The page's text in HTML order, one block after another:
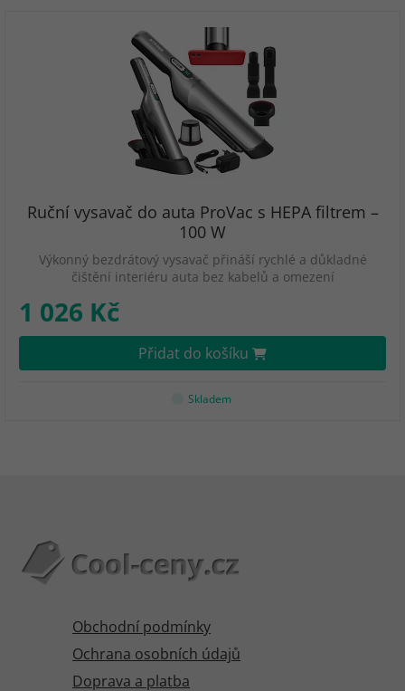
Ruční vysavač do auta ProVac s HEPA filtrem –
100 W
Výkonný bezdrátový vysavač přináší rychlé a důkladné
čištění interiéru auta bez kabelů a omezení
1 026 Kč
Přidat do košíku
Skladem
Obchodní podmínky
Ochrana osobních údajů
Doprava a platba